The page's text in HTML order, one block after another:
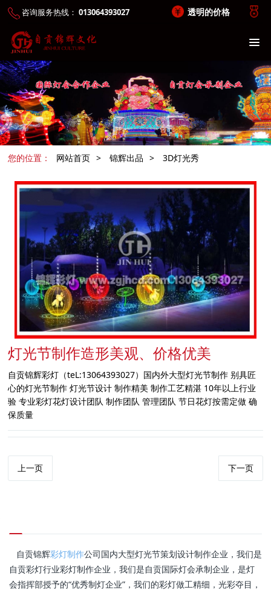
咨询服务热线： 013064393027 透明的价格
您的位置： 网站首页 > 锦辉出品 > 3D灯光秀
灯光节制作造形美观、价格优美
自贡锦辉彩灯（teL:13064393027）国内外大型灯光节制作 别具匠
心的灯光节制作 灯光节设计 制作精美 制作工艺精湛 10年以上行业
验 专业彩灯花灯设计团队 制作团队 管理团队 节日花灯按需定做 确
保质量
上一页 下一页
自贡锦辉彩灯制作公司国内大型灯光节策划设计制作企业，我们是
自贡彩灯行业彩灯制作企业，我们是自贡国际灯会承制企业，是灯
会指挥部授予的“优秀制灯企业”，我们的彩灯做工精细，光彩夺目，